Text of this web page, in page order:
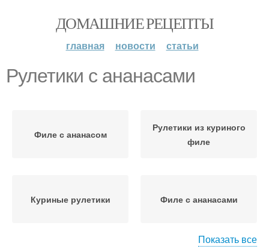
ДОМАШНИЕ РЕЦЕПТЫ
главная новости статьи
Рулетики с ананасами
Филе с ананасом
Рулетики из куриного
филе
Куриные рулетики Филе с ананасами
Показать все